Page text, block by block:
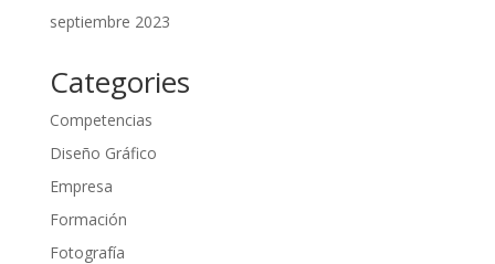
septiembre 2023
Categories
Competencias
Diseño Gráfico
Empresa
Formación
Fotografía